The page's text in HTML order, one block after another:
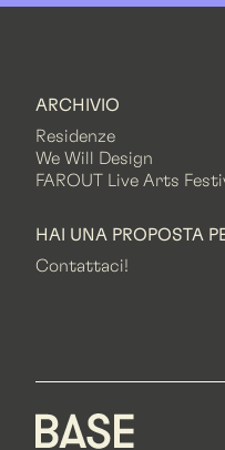
ARCHIVIO
Residenze
We Will Design
FAROUT Live Arts
HAI UNA PROPOSTA
Contattaci!